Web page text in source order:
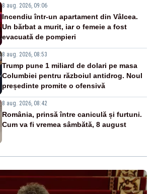
8 aug. 2026, 09:06
Incendiu într-un apartament din Vâlcea.
Un bărbat a murit, iar o femeie a fost
evacuată de pompieri
8 aug. 2026, 08:53
Trump pune 1 miliard de dolari pe masa
Columbiei pentru războiul antidrog. Noul
președinte promite o ofensivă
8 aug. 2026, 08:42
România, prinsă între caniculă și furtuni.
Cum va fi vremea sâmbătă, 8 august